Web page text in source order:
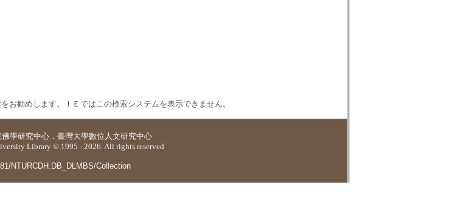
お勧めします。ＩＥではこの検索システムを表示できません。
佛學研究中心 ． 臺灣大學數位人文研究中心
Library © 1995 - 2026. All rights reserved
NTURCDH.DB_DLMBS/Collection